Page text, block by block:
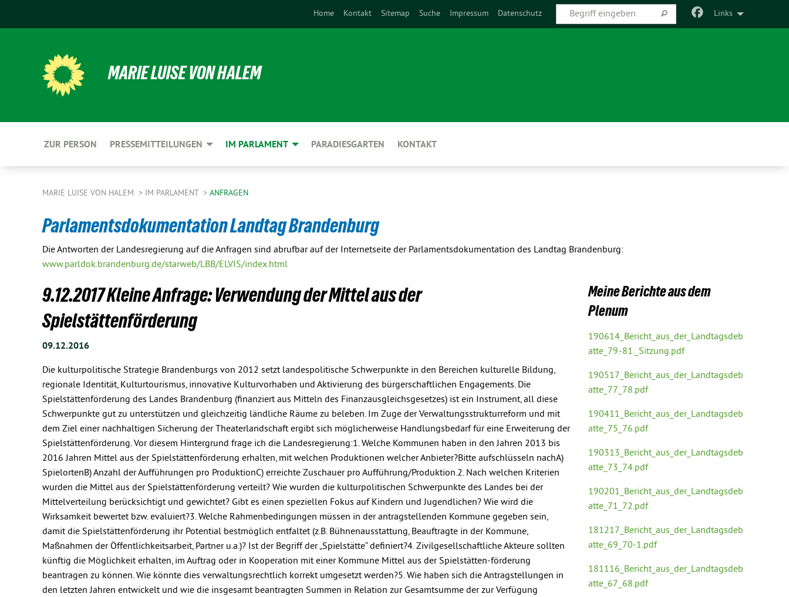
Links
Home Kontakt Sitemap Suche Impressum Datenschutz
MARIE LUISE VON HALEM
ZUR PERSON PRESSEMITTEILUNGEN IM PARLAMENT PARADIESGARTEN KONTAKT
MARIE LUISE VON HALEM IM PARLAMENT ANFRAGEN
Parlamentsdokumentation Landtag Brandenburg
Die Antworten der Landesregierung auf die Anfragen sind abrufbar auf der Internetseite der Parlamentsdokumentation des Landtag Brandenburg:
www.parldok.brandenburg.de/starweb/LBB/ELVIS/index.html
9.12.2017 Kleine Anfrage: Verwendung der Mittel aus der
Spielstättenförderung
09.12.2016
Die kulturpolitische Strategie Brandenburgs von 2012 setzt landespolitische Schwerpunkte in den Bereichen kulturelle Bildung,
regionale Identität, Kulturtourismus, innovative Kulturvorhaben und Aktivierung des bürgerschaftlichen Engagements. Die
Spielstättenförderung des Landes Brandenburg (finanziert aus Mitteln des Finanzausgleichsgesetzes) ist ein Instrument, all diese
Schwerpunkte gut zu unterstützen und gleichzeitig ländliche Räume zu beleben. Im Zuge der Verwaltungsstrukturreform und mit
dem Ziel einer nachhaltigen Sicherung der Theaterlandschaft ergibt sich möglicherweise Handlungsbedarf für eine Erweiterung der
Spielstättenförderung. Vor diesem Hintergrund frage ich die Landesregierung:1. Welche Kommunen haben in den Jahren 2013 bis
2016 Jahren Mittel aus der Spielstättenförderung erhalten, mit welchen Produktionen welcher Anbieter?Bitte aufschlüsseln nachA)
SpielortenB) Anzahl der Aufführungen pro ProduktionC) erreichte Zuschauer pro Aufführung/Produktion.2. Nach welchen Kriterien
wurden die Mittel aus der Spielstättenförderung verteilt? Wie wurden die kulturpolitischen Schwerpunkte des Landes bei der
Mittelverteilung berücksichtigt und gewichtet? Gibt es einen speziellen Fokus auf Kindern und Jugendlichen? Wie wird die
Wirksamkeit bewertet bzw. evaluiert?3. Welche Rahmenbedingungen müssen in der antragstellenden Kommune gegeben sein,
damit die Spielstättenförderung ihr Potential bestmöglich entfaltet (z.B. Bühnenausstattung, Beauftragte in der Kommune,
Maßnahmen der Öffentlichkeitsarbeit, Partner u.a.)? Ist der Begriff der „Spielstätte“ definiert?4. Zivilgesellschaftliche Akteure sollten
künftig die Möglichkeit erhalten, im Auftrag oder in Kooperation mit einer Kommune Mittel aus der Spielstätten-förderung
beantragen zu können. Wie könnte dies verwaltungsrechtlich korrekt umgesetzt werden?5. Wie haben sich die Antragstellungen in
den letzten Jahren entwickelt und wie die insgesamt beantragten Summen in Relation zur Gesamtsumme der zur Verfügung
Meine Berichte aus dem
Plenum
190614_Bericht_aus_der_Landtagsdeb
atte_79.-81._Sitzung.pdf
190517_Bericht_aus_der_Landtagsdeb
atte_77_78.pdf
190411_Bericht_aus_der_Landtagsdeb
atte_75_76.pdf
190313_Bericht_aus_der_Landtagsdeb
atte_73_74.pdf
190201_Bericht_aus_der_Landtagsdeb
atte_71_72.pdf
181217_Bericht_aus_der_Landtagsdeb
atte_69_70-1.pdf
181116_Bericht_aus_der_Landtagsdeb
atte_67_68.pdf